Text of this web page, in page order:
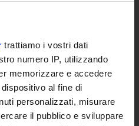
trattiamo i vostri dati
numero IP, utilizzando
memorizzare e accedere
al fine di
personalizzati, misurare
il pubblico e sviluppare
Studio
di e-Learning
Interuniversitari
di Segreteria Online
Certificata - PEC
del Rettore